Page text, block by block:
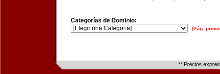
Categorías de Dominio:
[Pág.
** Precios